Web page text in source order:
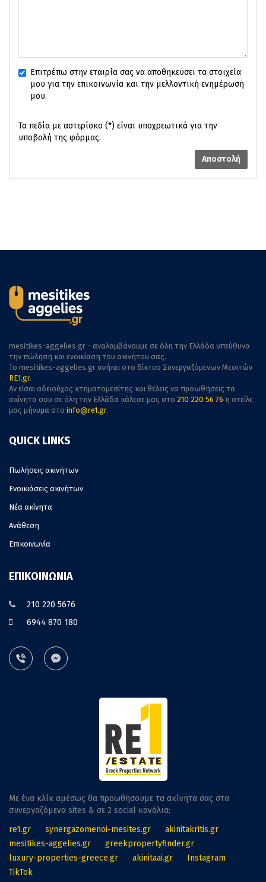
Επιτρέπω στην εταιρία σας να αποθηκεύσει τα στοιχεία
μου για την επικοινωνία και την μελλοντική ενημέρωσή
μου.
Τα πεδία με αστερίσκο (*) είναι υποχρεωτικά για την
υποβολή της φόρμας.
Αποστολή
mesitikes-aggelies.gr - αναλαμβάνουμε σε όλη την Ελλάδα υπεύθυνα
την πώληση και ενοικίαση του ακινήτου σας.
To mesitikes-aggelies.gr ανήκει στο δίκτυο Συνεργαζόμενων Μεσιτών
RE1.gr.
Αν είσαι αδειούχος κτηματομεσίτης και θέλεις να προωθήσεις τα
ακίνητα σου σε όλη την Ελλάδα κάλεσε μας στο 210 220 56 76 η στείλε
μας μήνυμα στο info@re1.gr.
QUICK LINKS
Πωλήσεις ακινήτων
Ενοικιάσεις ακινήτων
Νέα ακίνητα
Ανάθεση
Επικοινωνία
ΕΠΙΚΟΙΝΩΝΙΑ
210 220 5676
6944 870 180
Με ένα κλίκ αμέσως θα προωθήσουμε τα ακίνητα σας στα
συνεργαζόμενα sites & σε 2 social κανάλια:
re1.gr
synergazomenoi-mesites.gr
akinitakritis.gr
mesitikes-aggelies.gr
greekpropertyfinder.gr
luxury-properties-greece.gr
akinitaai.gr
Instagram
TikTok